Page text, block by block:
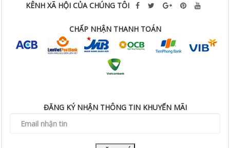
KÊNH XÃ HỘI CỦA CHÚNG TÔI
CHẤP NHẬN THANH TOÁN
ĐĂNG KÝ NHẬN THÔNG TIN KHUYẾN MÃI